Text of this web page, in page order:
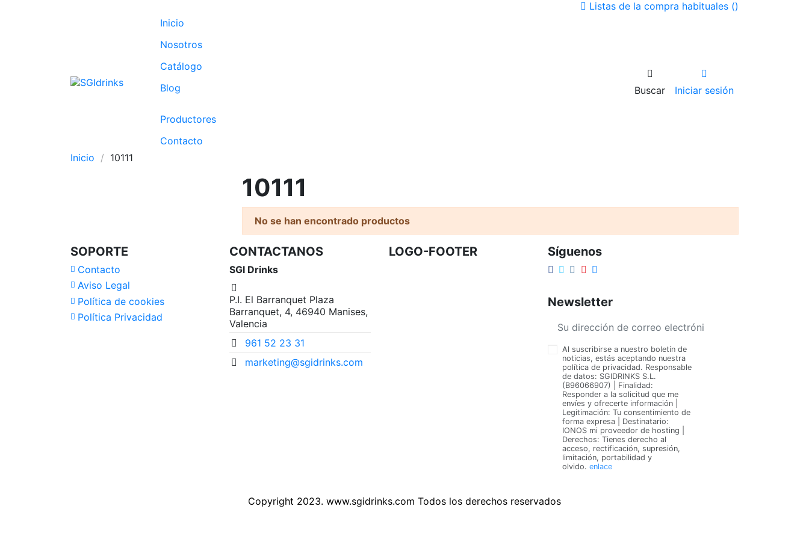
Listas de la compra habituales ()
Inicio
Nosotros
Catálogo
Blog
Productores
Contacto
Buscar Iniciar sesión
Inicio 10111
10111
No se han encontrado productos
SOPORTE
Contacto
Aviso Legal
Política de cookies
Política Privacidad
CONTACTANOS
SGI Drinks
P.I. El Barranquet Plaza
Barranquet, 4, 46940 Manises,
Valencia
961 52 23 31
marketing@sgidrinks.com
LOGO-FOOTER Síguenos
Newsletter
Al suscribirse a nuestro boletín de
noticias, estás aceptando nuestra
política de privacidad. Responsable
de datos: SGIDRINKS S.L.
(B96066907) | Finalidad:
Responder a la solicitud que me
envíes y ofrecerte información |
Legitimación: Tu consentimiento de
forma expresa | Destinatario:
IONOS mi proveedor de hosting |
Derechos: Tienes derecho al
acceso, rectificación, supresión,
limitación, portabilidad y
olvido. enlace
Copyright 2023. www.sgidrinks.com Todos los derechos reservados